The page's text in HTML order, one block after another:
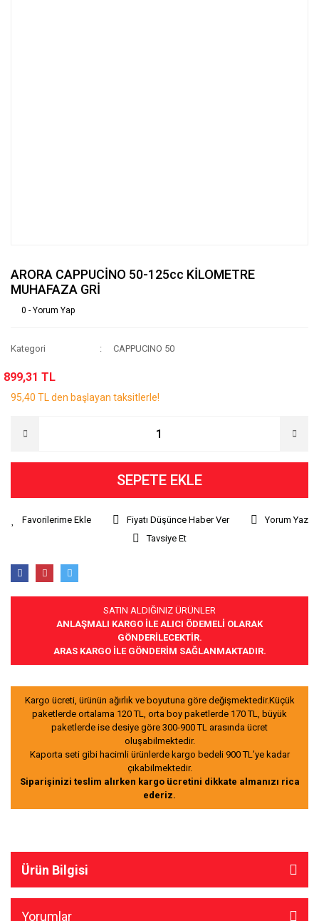
ARORA CAPPUCİNO 50-125cc KİLOMETRE
MUHAFAZA GRİ
0 - Yorum Yap
Kategori CAPPUCINO 50
899,31 TL
95,40 TL den başlayan taksitlerle!
SEPETE EKLE
Fiyatı Düşünce Haber Ver
Yorum Yaz
Tavsiye Et
SATIN ALDIĞINIZ ÜRÜNLER
ANLAŞMALI KARGO İLE ALICI ÖDEMELİ OLARAK
GÖNDERİLECEKTİR.
ARAS KARGO İLE GÖNDERİM SAĞLANMAKTADIR.
Kargo ücreti, ürünün ağırlık ve boyutuna göre değişmektedir.Küçük
paketlerde ortalama 120 TL, orta boy paketlerde 170 TL, büyük
paketlerde ise desiye göre 300-900 TL arasında ücret
oluşabilmektedir.
Kaporta seti gibi hacimli ürünlerde kargo bedeli 900 TL’ye kadar
çıkabilmektedir.
Siparişinizi teslim alırken kargo ücretini dikkate almanızı rica
ederiz.
Ürün Bilgisi
Yorumlar